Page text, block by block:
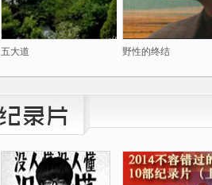
五大道 野性的终结